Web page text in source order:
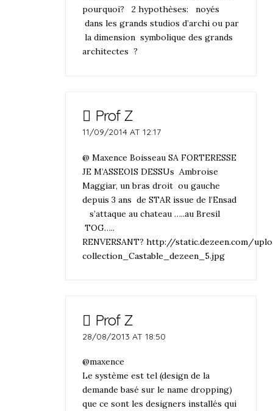
pourquoi? 2 hypothèses: noyés
dans les grands studios d’archi ou par
la dimension symbolique des grands
architectes ?
Prof Z
11/09/2014 AT 12:17
@ Maxence Boisseau SA FORTERESSE
JE M’ASSEOIS DESSUs Ambroise
Maggiar, un bras droit ou gauche
depuis 3 ans de STAR issue de l’Ensad
s’attaque au chateau …..au Bresil
TOG…..
RENVERSANT?http://static.dezeen.com/
collection_Castable_dezeen_5.jpg
Prof Z
28/08/2013 AT 18:50
@maxence
Le système est tel (design de la
demande basé sur le name dropping)
que ce sont les designers installés qui